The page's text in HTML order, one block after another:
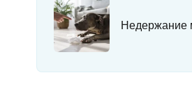
Недержание